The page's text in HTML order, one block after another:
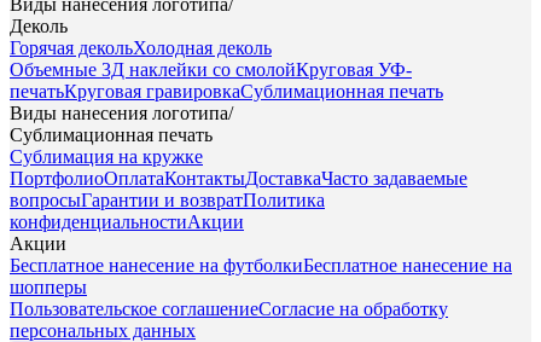
Виды нанесения логотипа/
Деколь
Горячая декольХолодная деколь
Объемные 3Д наклейки со смолойКруговая УФ-
печатьКруговая гравировкаСублимационная печать
Виды нанесения логотипа/
Сублимационная печать
Сублимация на кружке
ПортфолиоОплатаКонтактыДоставкаЧасто задаваемые
вопросыГарантии и возвратПолитика
конфиденциальностиАкции
Акции
Бесплатное нанесение на футболкиБесплатное нанесение на
шопперы
Пользовательское соглашениеСогласие на обработку
персональных данных